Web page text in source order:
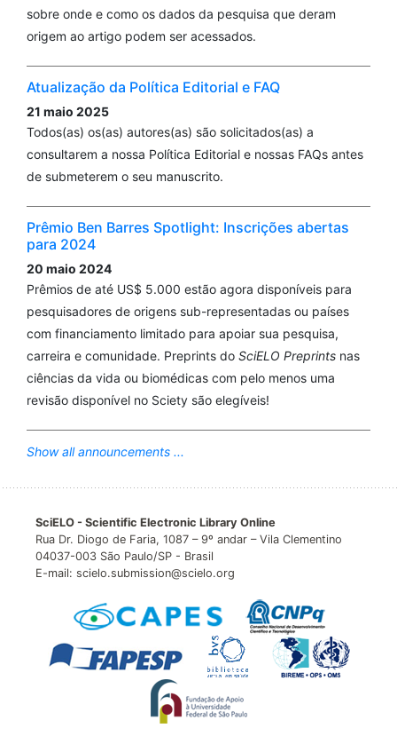
sobre onde e como os dados da pesquisa que deram
origem ao artigo podem ser acessados.
Atualização da Política Editorial e FAQ
21 maio 2025
Todos(as) os(as) autores(as) são solicitados(as) a
consultarem a nossa Política Editorial e nossas FAQs antes
de submeterem o seu manuscrito.
Prêmio Ben Barres Spotlight: Inscrições abertas
para 2024
20 maio 2024
Prêmios de até US$ 5.000 estão agora disponíveis para
pesquisadores de origens sub-representadas ou países
com financiamento limitado para apoiar sua pesquisa,
carreira e comunidade. Preprints do SciELO Preprints nas
ciências da vida ou biomédicas com pelo menos uma
revisão disponível no Sciety são elegíveis!
Show all announcements ...
SciELO - Scientific Electronic Library Online
Rua Dr. Diogo de Faria, 1087 – 9º andar – Vila Clementino
04037-003 São Paulo/SP - Brasil
E-mail: scielo.submission@scielo.org